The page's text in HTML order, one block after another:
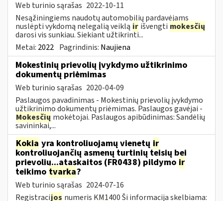
Web turinio sąrašas 2022-10-11
Nesąžiningiems naudotų automobilių pardavėjams
nuslėpti vykdomą nelegalią veiklą ir išvengti mokesčių
darosi vis sunkiau. Siekiant užtikrinti...
Metai: 2022 Pagrindinis: Naujiena
Mokestinių prievolių įvykdymo užtikrinimo
dokumentų priėmimas
Web turinio sąrašas 2020-04-09
Paslaugos pavadinimas - Mokestinių prievolių įvykdymo
užtikrinimo dokumentų priėmimas. Paslaugos gavėjai -
Mokesčių mokėtojai. Paslaugos apibūdinimas: Sandėlių
savininkai,...
Kokia yra kontroliuojamų vienetų ir
kontroliuojančių asmenų turtinių teisių bei
prievolių...ataskaitos (FR0438) pildymo ir
teikimo tvarka?
Web turinio sąrašas 2024-07-16
Registracijos numeris KM1400 Ši informacija skelbiama: